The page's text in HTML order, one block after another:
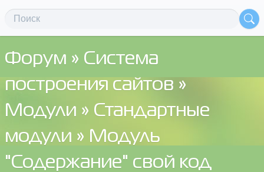
Форум » Система
построения сайтов »
Модули » Стандартные
модули » Модуль
"Содержание" свой код